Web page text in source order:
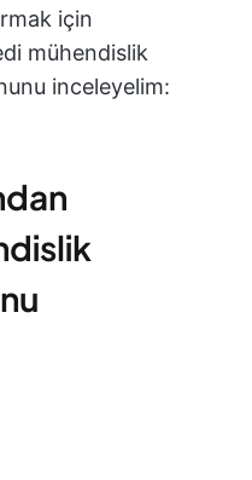
için
mühendislik
inceleyelim: